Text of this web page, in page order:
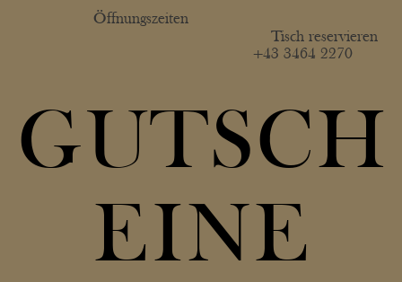
Öffnungszeiten
Tisch reservieren
+43 3464 2270
GUTSCH
EINE